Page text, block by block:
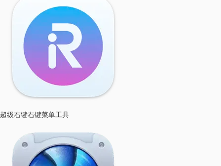
超级右键右键菜单工具